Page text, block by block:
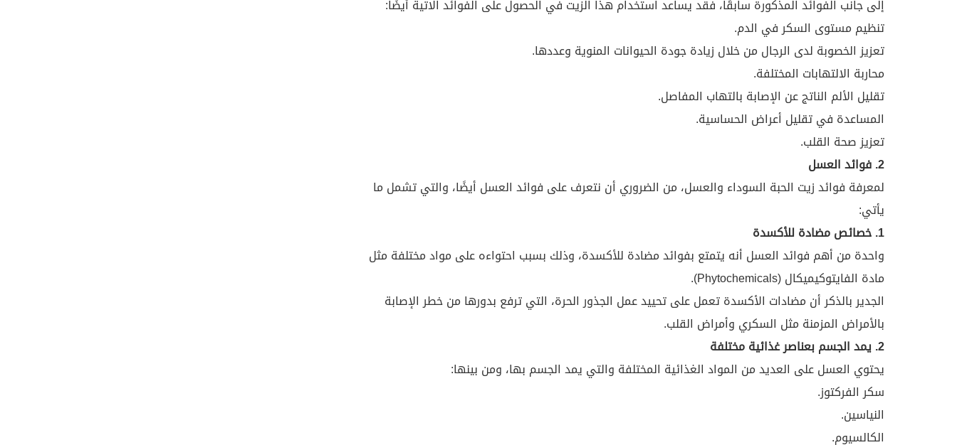
إلى جانب الفوائد المذكورة سابقًا، فقد يساعد استخدام هذا الزيت في الحصول على الفوائد الاتية أيضًا:
تنظيم مستوى السكر في الدم.
تعزيز الخصوبة لدى الرجال من خلال زيادة جودة الحيوانات المنوية وعددها.
محاربة الالتهابات المختلفة.
تقليل الألم الناتج عن الإصابة بالتهاب المفاصل.
المساعدة في تقليل أعراض الحساسية.
تعزيز صحة القلب.
2. فوائد العسل
لمعرفة فوائد زيت الحبة السوداء والعسل، من الضروري أن نتعرف على فوائد العسل أيضًا، والتي تشمل ما
يأتي:
1. خصائص مضادة للأكسدة
واحدة من أهم فوائد العسل أنه يتمتع بفوائد مضادة للأكسدة، وذلك بسبب احتواءه على مواد مختلفة مثل
مادة الفايتوكيميكال (Phytochemicals).
الجدير بالذكر أن مضادات الأكسدة تعمل على تحييد عمل الجذور الحرة، التي ترفع بدورها من خطر الإصابة
بالأمراض المزمنة مثل السكري وأمراض القلب.
2. يمد الجسم بعناصر غذائية مختلفة
يحتوي العسل على العديد من المواد الغذائية المختلفة والتي يمد الجسم بها، ومن بينها:
سكر الفركتوز.
النياسين.
الكالسيوم.